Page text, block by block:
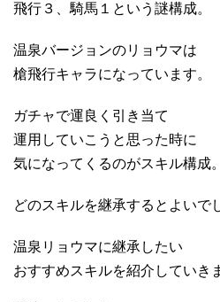
飛行３、騎馬１という謎構成。
温泉バージョンのリョウマは
槍飛行キャラになっています。
ガチャで運良く引き当て
運用していこうと思った時に
気になってくるのがスキル構成。
どのスキルを継承するとよいで
温泉リョウマに継承したい
おすすめスキルを紹介していき